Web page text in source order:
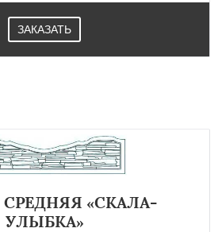
ЗАКАЗАТЬ
«СКАЛА-
УЛЫБКА»